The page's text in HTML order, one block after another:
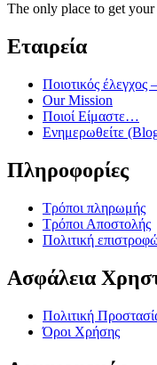
The only place to get
Εταιρεία
Ποιοτικός
Our Mission
Ποιοί Είμαστε…
Ενημερωθείτε
Πληροφορίες
Τρόποι πληρωμής
Τρόποι Αποστολής
Πολιτική
Ασφάλεια
Πολιτική
Όροι Χρήσης